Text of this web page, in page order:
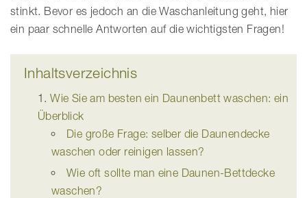
stinkt. Bevor es jedoch an die Waschanleitung geht, hier
ein paar schnelle Antworten auf die wichtigsten Fragen!
Inhaltsverzeichnis
Wie Sie am besten ein Daunenbett waschen: ein
Überblick
Die große Frage: selber die Daunendecke
waschen oder reinigen lassen?
Wie oft sollte man eine Daunen-Bettdecke
waschen?